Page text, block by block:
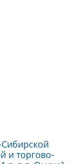
и торгово-